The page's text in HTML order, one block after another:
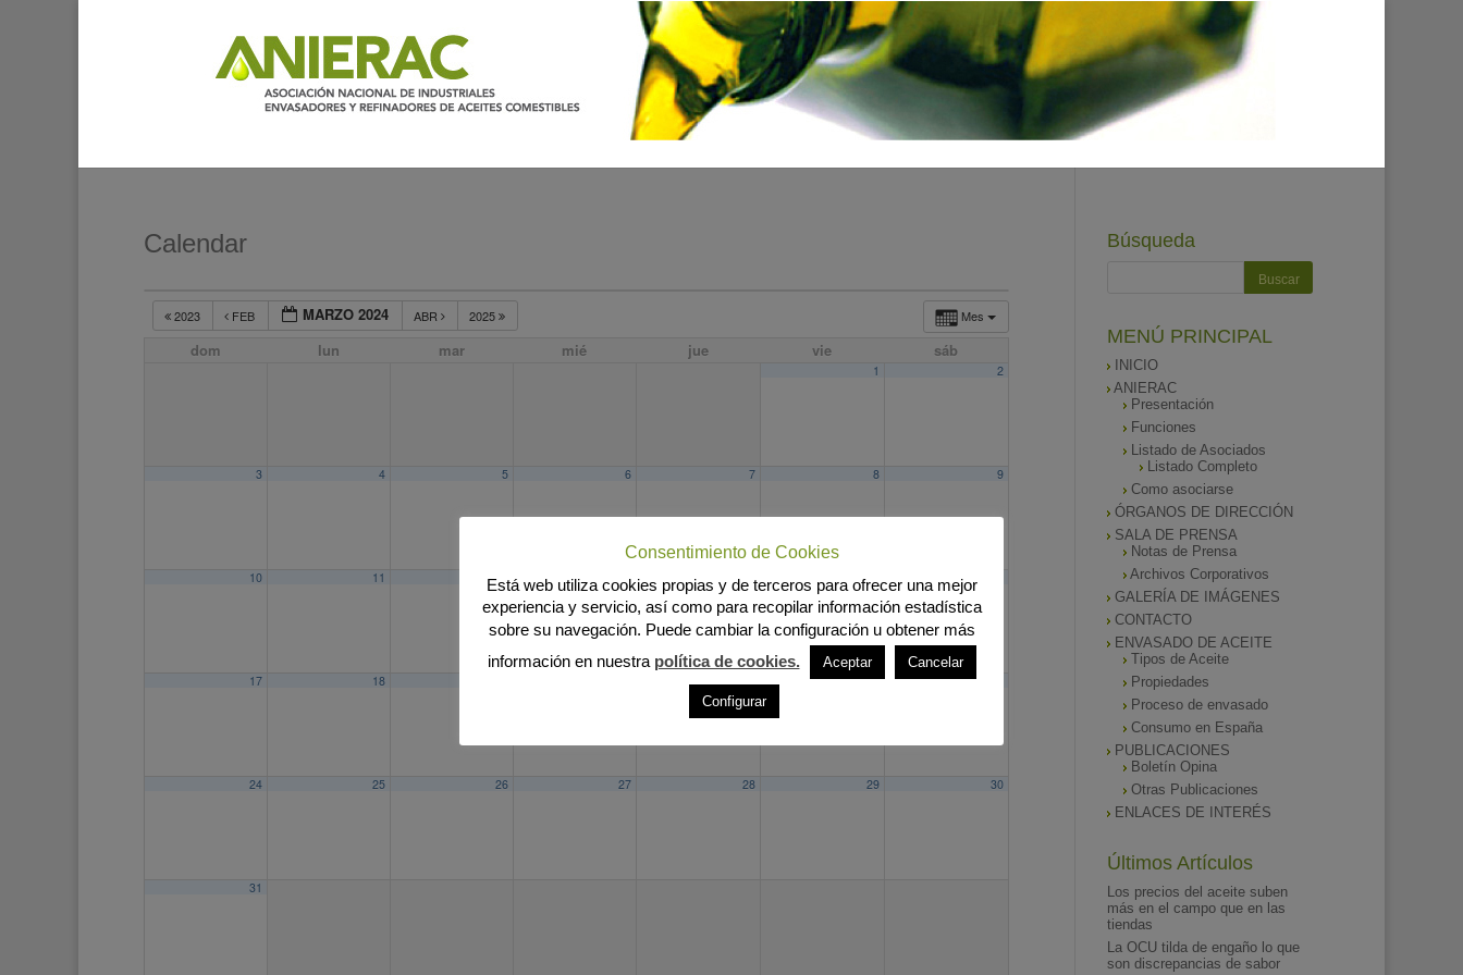
Calendar
Mes
2023 FEB MARZO 2024 ABR 2025
dom lun mar mié jue vie sáb
1 2
3 4 5 6 7 8 9
10 11 12 13 14 15
17 18 21 22
24 25 26 27 28 29 30
31
Búsqueda
MENÚ PRINCIPAL
INICIO
ANIERAC
Presentación
Funciones
Listado de Asociados
Listado Completo
Como asociarse
ÓRGANOS DE DIRECCIÓN
SALA DE PRENSA
Notas de Prensa
Archivos Corporativos
GALERÍA DE IMÁGENES
CONTACTO
ENVASADO DE ACEITE
Tipos de Aceite
Propiedades
Proceso de envasado
Consumo en España
PUBLICACIONES
Boletín Opina
Otras Publicaciones
ENLACES DE INTERÉS
Últimos Artículos
Los precios del aceite suben
más en el campo que en las
tiendas
La OCU tilda de engaño lo que
son discrepancias de sabor
Consentimiento de Cookies
Está web utiliza cookies propias y de terceros para ofrecer una mejor
experiencia y servicio, así como para recopilar información estadística
sobre su navegación. Puede cambiar la configuración u obtener más
información en nuestra política de cookies. Aceptar Cancelar
Configurar